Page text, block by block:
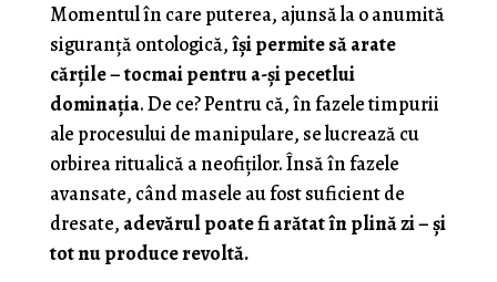
Momentul în care puterea, ajunsă la o anumită
siguranță ontologică,își permite să arate
cărțile – tocmai pentru a-și pecetlui
dominația. De ce? Pentru că, în fazele timpurii
ale procesului de manipulare, se lucrează cu
orbirea ritualică a neofiților. Însă în fazele
avansate, când masele au fost suficient de
dresate, adevărul poate fi arătat în plină zi – și
tot nu produce revoltă.